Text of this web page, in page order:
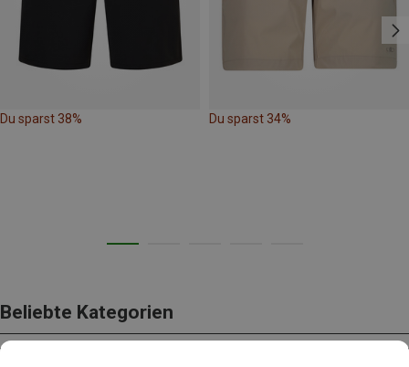
Du sparst 38% Du sparst 34%
Beliebte Kategorien